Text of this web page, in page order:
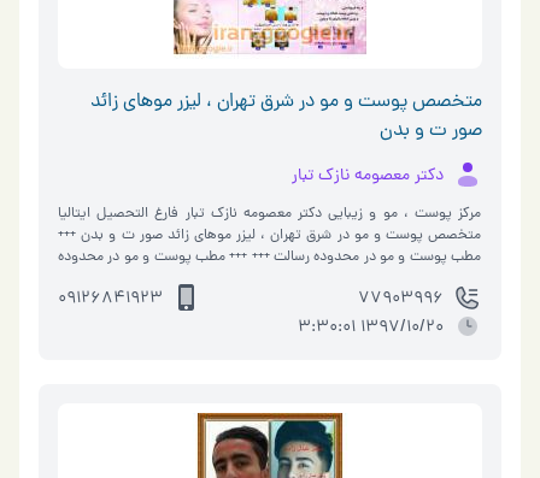
متخصص پوست و مو در شرق تهران ، لیزر موهای زائد
صور ت و بدن
دکتر معصومه نازک تبار
مرکز پوست ، مو و زیبایی دکتر معصومه نازک تبار فارغ التحصیل ایتالیا
متخصص پوست و مو در شرق تهران ، لیزر موهای زائد صور ت و بدن +++
مطب پوست و مو در محدوده رسالت +++ +++ مطب پوست و مو در محدوده
77903996
09126841923
1397/10/20 3:30:01